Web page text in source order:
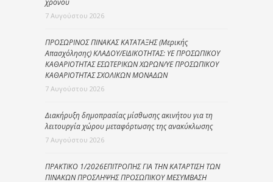
7 Αυγούστου 2026
ΠΡΟΣΩΡΙΝΟΣ ΠΙΝΑΚΑΣ ΚΑΤΑΤΑΞΗΣ (Μερικής
Απασχόλησης) ΚΛΑΔΟΥ/ΕΙΔΙΚΟΤΗΤΑΣ: ΥΕ ΠΡΟΣΩΠΙΚΟΥ
ΚΑΘΑΡΙΟΤΗΤΑΣ ΕΣΩΤΕΡΙΚΩΝ ΧΩΡΩΝ/ΥΕ ΠΡΟΣΩΠΙΚΟΥ
ΚΑΘΑΡΙΟΤΗΤΑΣ ΣΧΟΛΙΚΩΝ ΜΟΝΑΔΩΝ
7 Αυγούστου 2026
Διακήρυξη δημοπρασίας μίσθωσης ακινήτου για τη
λειτουργία χώρου μεταφόρτωσης της ανακύκλωσης
7 Αυγούστου 2026
ΠΡΑΚΤΙΚΟ 1/2026ΕΠΙΤΡΟΠΗΣ ΓΙΑ ΤΗΝ ΚΑΤΑΡΤΙΣΗ ΤΩΝ
ΠΙΝΑΚΩΝ ΠΡΟΣΛΗΨΗΣ ΠΡΟΣΩΠΙΚΟΥ ΜΕΣΥΜΒΑΣΗ